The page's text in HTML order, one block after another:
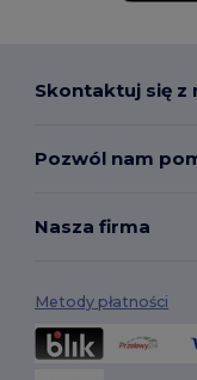
Skontaktuj się z
Pozwól nam
Nasza firma
Metody płatności